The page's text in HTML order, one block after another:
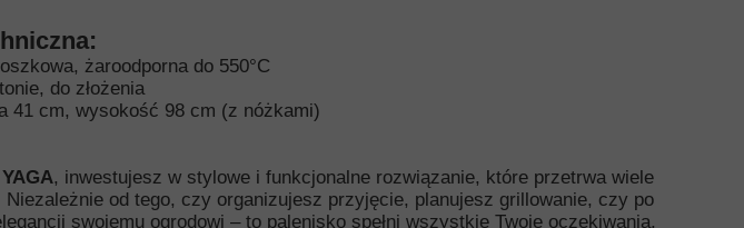
żaroodporna do 550°C
do złożenia
41 cm, wysokość 98 cm (z nóżkami)
, inwestujesz w stylowe i funkcjonalne rozwiązanie, które przetrwa wiele
Niezależnie od tego, czy organizujesz przyjęcie, planujesz grillowanie, czy po
swojemu ogrodowi – to palenisko spełni wszystkie Twoje oczekiwania,